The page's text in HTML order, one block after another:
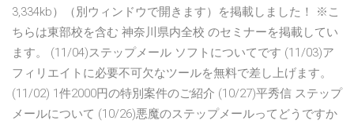
3,334kb）（別ウィンドウで開きます）を掲載しました！ ※こ
ちらは東部校を含む 神奈川県内全校 のセミナーを掲載してい
ます。 (11/04)ステップメール ソフトについてです (11/03)ア
フィリエイトに必要不可欠なツールを無料で差し上げます。
(11/02) 1件2000円の特別案件のご紹介 (10/27)平秀信 ステップ
メールについて (10/26)悪魔のステップメールってどうですか